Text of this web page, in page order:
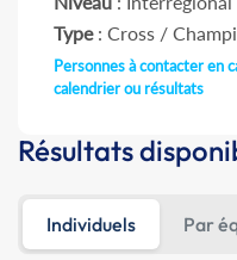
Type: Cross /
Personnes à contacter en
calendrier ou résultats
Résultats
Individuels Par